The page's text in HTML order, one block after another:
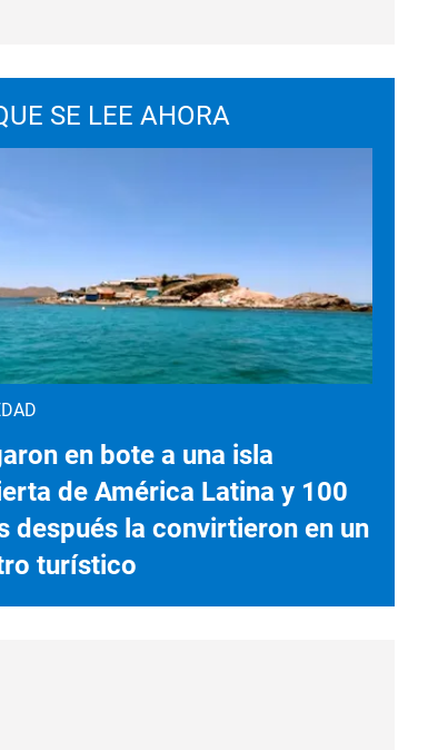
SE LEE AHORA
en bote a una isla
de América Latina y 100
después la convirtieron en un
turístico